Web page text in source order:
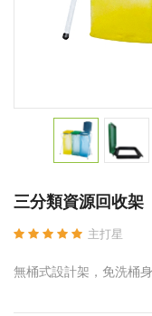
三分類資源回收架
主打星
無桶式設計架，免洗桶